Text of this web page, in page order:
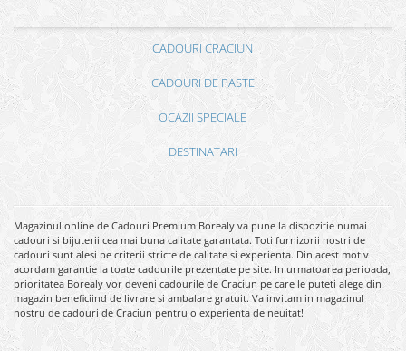
CADOURI CRACIUN
CADOURI DE PASTE
OCAZII SPECIALE
DESTINATARI
Magazinul online de Cadouri Premium Borealy va pune la dispozitie numai
cadouri si bijuterii cea mai buna calitate garantata. Toti furnizorii nostri de
cadouri sunt alesi pe criterii stricte de calitate si experienta. Din acest motiv
acordam garantie la toate cadourile prezentate pe site. In urmatoarea perioada,
prioritatea Borealy vor deveni cadourile de Craciun pe care le puteti alege din
magazin beneficiind de livrare si ambalare gratuit. Va invitam in magazinul
nostru de cadouri de Craciun pentru o experienta de neuitat!